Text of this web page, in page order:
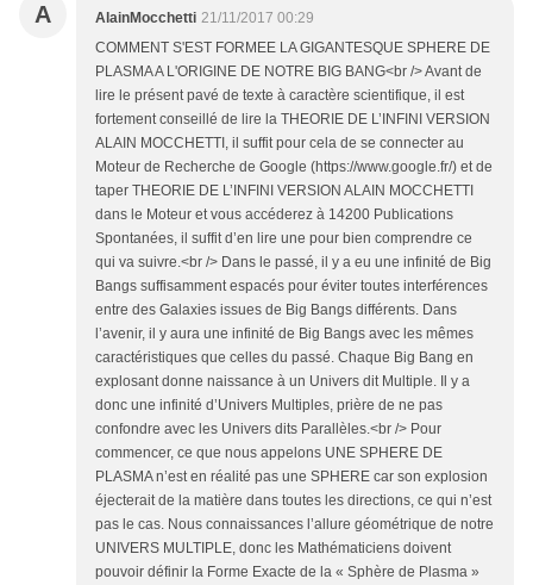
A AlainMocchetti 21/11/2017 00:29
COMMENT S'EST FORMEE LA GIGANTESQUE SPHERE DE
PLASMA A L'ORIGINE DE NOTRE BIG BANG<br /> Avant de
lire le présent pavé de texte à caractère scientifique, il est
fortement conseillé de lire la THEORIE DE L’INFINI VERSION
ALAIN MOCCHETTI, il suffit pour cela de se connecter au
Moteur de Recherche de Google (https://www.google.fr/) et de
taper THEORIE DE L’INFINI VERSION ALAIN MOCCHETTI
dans le Moteur et vous accéderez à 14200 Publications
Spontanées, il suffit d’en lire une pour bien comprendre ce
qui va suivre.<br /> Dans le passé, il y a eu une infinité de Big
Bangs suffisamment espacés pour éviter toutes interférences
entre des Galaxies issues de Big Bangs différents. Dans
l’avenir, il y aura une infinité de Big Bangs avec les mêmes
caractéristiques que celles du passé. Chaque Big Bang en
explosant donne naissance à un Univers dit Multiple. Il y a
donc une infinité d’Univers Multiples, prière de ne pas
confondre avec les Univers dits Parallèles.<br /> Pour
commencer, ce que nous appelons UNE SPHERE DE
PLASMA n’est en réalité pas une SPHERE car son explosion
éjecterait de la matière dans toutes les directions, ce qui n’est
pas le cas. Nous connaissances l’allure géométrique de notre
UNIVERS MULTIPLE, donc les Mathématiciens doivent
pouvoir définir la Forme Exacte de la « Sphère de Plasma »